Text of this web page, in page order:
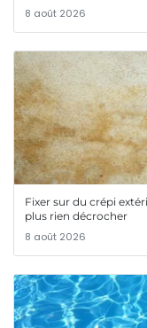
8 août 2026
Fixer sur du crépi
plus rien décrocher
8 août 2026